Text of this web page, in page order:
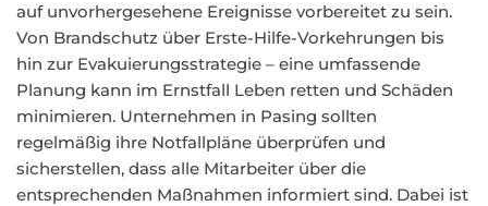
auf unvorhergesehene Ereignisse vorbereitet zu sein.
Von Brandschutz über Erste-Hilfe-Vorkehrungen bis
hin zur Evakuierungsstrategie – eine umfassende
Planung kann im Ernstfall Leben retten und Schäden
minimieren. Unternehmen in Pasing sollten
regelmäßig ihre Notfallpläne überprüfen und
sicherstellen, dass alle Mitarbeiter über die
entsprechenden Maßnahmen informiert sind. Dabei ist